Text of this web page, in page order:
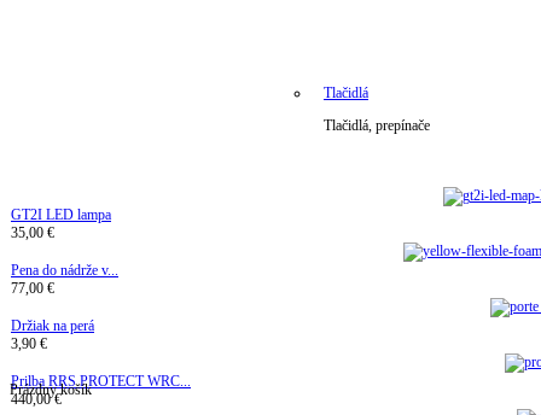
Tlačidlá
Tlačidlá, prepínače
GT2I LED lampa
35,00 €
Pena do nádrže v...
77,00 €
Držiak na perá
3,90 €
Prilba RRS PROTECT WRC...
440,00 €
Prázdny košík